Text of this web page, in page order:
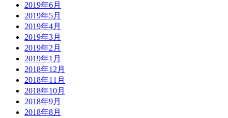
2019年6月
2019年5月
2019年4月
2019年3月
2019年2月
2019年1月
2018年12月
2018年11月
2018年10月
2018年9月
2018年8月